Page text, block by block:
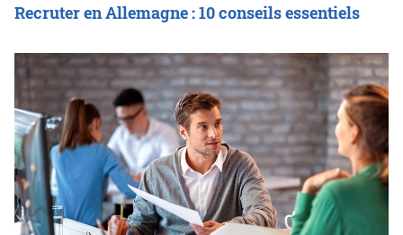
Recruter en Allemagne : 10 conseils essentiels